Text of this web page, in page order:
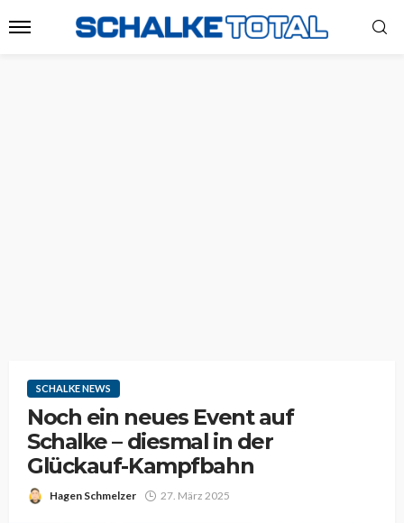
SCHALKE NEWS
Noch ein neues Event auf
Schalke – diesmal in der
Glückauf-Kampfbahn
Hagen Schmelzer 27. März 2025